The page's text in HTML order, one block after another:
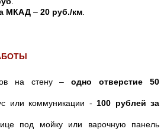
МКАД – 20 руб./км
на стену –одно отверстие 50
или коммуникации - 100 рублей за
под мойку или варочную панель